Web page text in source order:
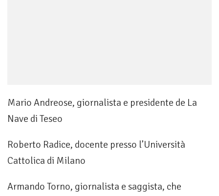
Mario Andreose, giornalista e presidente de La
Nave di Teseo
Roberto Radice, docente presso l’Università
Cattolica di Milano
Armando Torno, giornalista e saggista, che